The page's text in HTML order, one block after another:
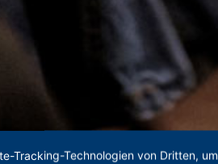
Tracking-Technologien von Dritten, um